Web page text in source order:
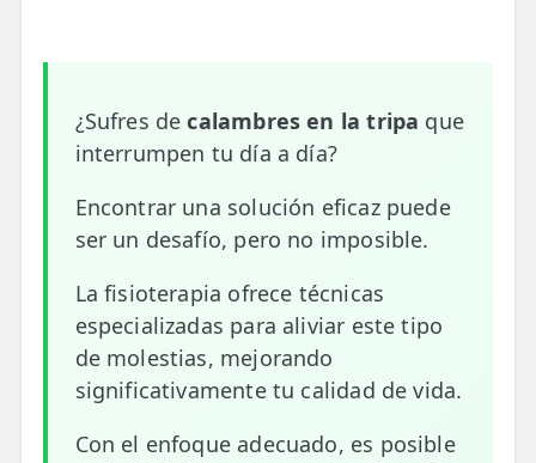
🛍️ Tienda Productos Fisioterapia
🛒 Carrito
❤️ Ofertas
CONTACTO
☎️ 91 005 23 63
¿Sufres decalambres en la tripa que
interrumpen tu día a día?
Encontrar una solución eficaz puede
ser un desafío, pero no imposible.
La fisioterapia ofrece técnicas
especializadas para aliviar este tipo
de molestias, mejorando
significativamente tu calidad de vida.
Con el enfoque adecuado, es posible